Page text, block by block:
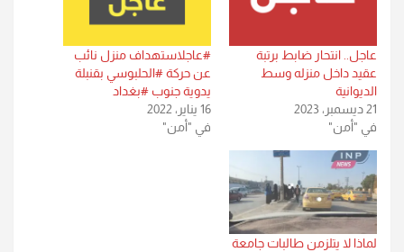
عاجل.. انتحار ضابط برتبة
عقيد داخل منزله وسط
الديوانية
21 ديسمبر، 2023
في "أمن"
#عاجلاستهداف منزل نائب
عن حركة #الحلبوسي بقنبلة
يدوية جنوب #بغداد
16 يناير، 2022
في "أمن"
لماذا لا يتلزمن طالبات جامعة